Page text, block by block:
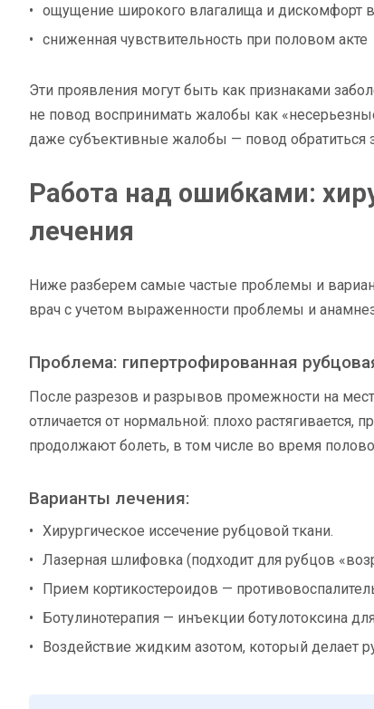
ощущение широкого влагалища и дискомфорт
сниженная чувствительность при половом акте
Эти проявления могут быть как признаками
не повод воспринимать жалобы как
даже субъективные жалобы — повод
Работа над ошибками:
лечения
Ниже разберем самые частые проблемы и
врач с учетом выраженности проблемы и
Проблема: гипертрофированная
После разрезов и разрывов промежности на
отличается от нормальной: плохо
продолжают болеть, в том числе во время
Варианты лечения:
Хирургическое иссечение рубцовой ткани.
Лазерная шлифовка (подходит для рубцов
Прием кортикостероидов —
Ботулинотерапия — инъекции ботулотоксина
Воздействие жидким азотом, который делает